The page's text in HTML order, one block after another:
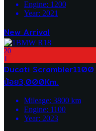
Engine: 1200
Year: 2021
New Arrival
20
1
Ducati
น้อย3,000Km.
Mileage: 3800 km
Engine: 1100
Year: 2023